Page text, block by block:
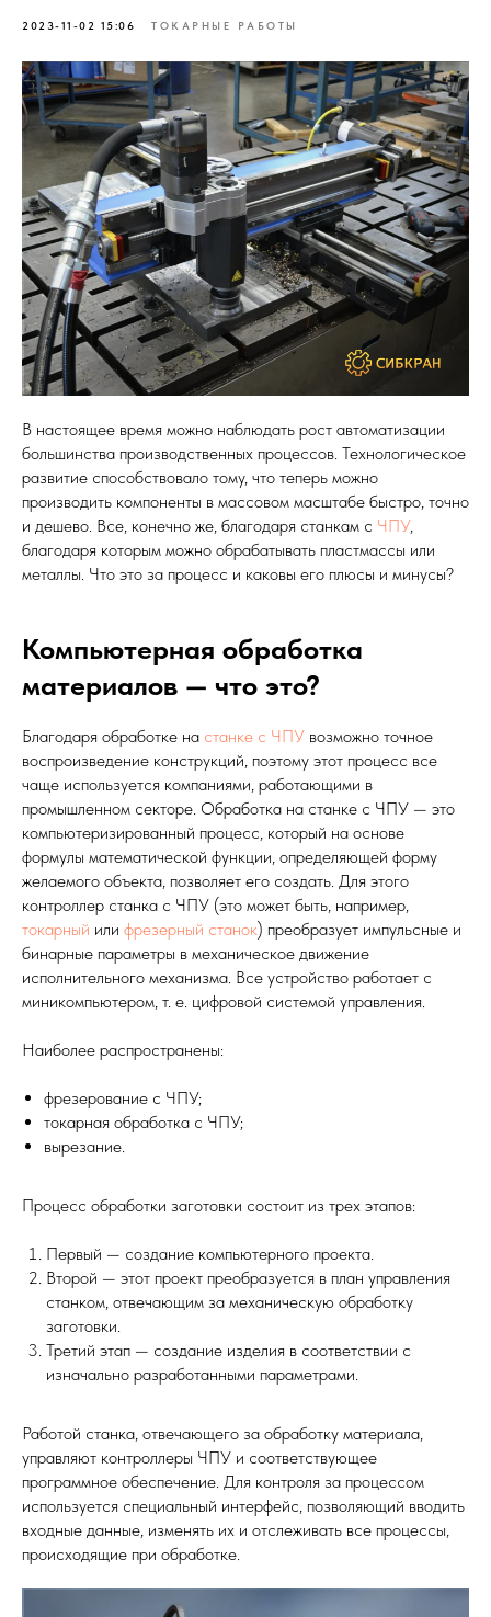
2023-11-02 15:06 ТОКАРНЫЕ РАБОТЫ
В настоящее время можно наблюдать рост автоматизации
большинства производственных процессов. Технологическое
развитие способствовало тому, что теперь можно
производить компоненты в массовом масштабе быстро, точно
и дешево. Все, конечно же, благодаря станкам с ЧПУ,
благодаря которым можно обрабатывать пластмассы или
металлы. Что это за процесс и каковы его плюсы и минусы?
Компьютерная обработка
материалов — что это?
Благодаря обработке на станке с ЧПУ возможно точное
воспроизведение конструкций, поэтому этот процесс все
чаще используется компаниями, работающими в
промышленном секторе. Обработка на станке с ЧПУ — это
компьютеризированный процесс, который на основе
формулы математической функции, определяющей форму
желаемого объекта, позволяет его создать. Для этого
контроллер станка с ЧПУ (это может быть, например,
токарный или фрезерный станок) преобразует импульсные и
бинарные параметры в механическое движение
исполнительного механизма. Все устройство работает с
миникомпьютером, т. е. цифровой системой управления.
Наиболее распространены:
фрезерование с ЧПУ;
токарная обработка с ЧПУ;
вырезание.
Процесс обработки заготовки состоит из трех этапов:
Первый — создание компьютерного проекта.
Второй — этот проект преобразуется в план управления
станком, отвечающим за механическую обработку
заготовки.
Третий этап — создание изделия в соответствии с
изначально разработанными параметрами.
Работой станка, отвечающего за обработку материала,
управляют контроллеры ЧПУ и соответствующее
программное обеспечение. Для контроля за процессом
используется специальный интерфейс, позволяющий вводить
входные данные, изменять их и отслеживать все процессы,
происходящие при обработке.